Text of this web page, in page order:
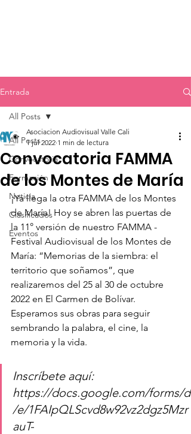
Entrada
All Posts
Convocatoria
Formación
Noticia
Clasificados
Eventos
All Posts
Convocatoria FAMMA
de los Montes de María
Asociacion Audiovisual Valle Cali
1 jul 2022 1 min de lectura
¡Ya llega la otra FAMMA de los Montes
de María! Hoy se abren las puertas de
la 11° versión de nuestro FAMMA -
Festival Audiovisual de los Montes de
María: “Memorias de la siembra: el
territorio que soñamos”, que
realizaremos del 25 al 30 de octubre
2022 en El Carmen de Bolívar.
Esperamos sus obras para seguir
sembrando la palabra, el cine, la
memoria y la vida.
Inscríbete aquí:
https://docs.google.com/forms/d
/e/1FAIpQLScvd8w92vz2dgz5Mzr
auT-